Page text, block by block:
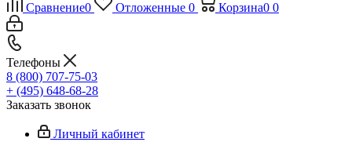
Сравнение0 Отложенные 0 Корзина0 0
Телефоны
8 (800) 707-75-03
+ (495) 648-68-28
Заказать звонок
Личный кабинет